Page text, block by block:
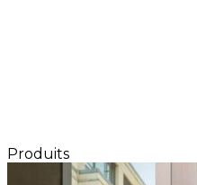
Produits